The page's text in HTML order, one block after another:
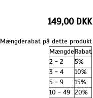
149,00 DKK
Mængderabat på dette produkt
MængdeRabat
2 - 2
5%
3 - 4
10%
5 - 9
15%
10 - 49 20%